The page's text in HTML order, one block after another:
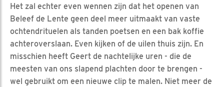
Het zal echter even wennen zijn dat het openen van
Beleef de Lente geen deel meer uitmaakt van vaste
ochtendrituelen als tanden poetsen en een bak koffie
achteroverslaan. Even kijken of de uilen thuis zijn. En
misschien heeft Geert de nachtelijke uren - die de
meesten van ons slapend plachten door te brengen -
wel gebruikt om een nieuwe clip te malen. Niet meer de